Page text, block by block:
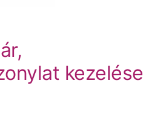
kezelése